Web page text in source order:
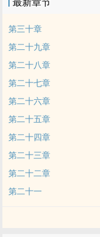
第三十章
第二十九章
第二十八章
第二十七章
第二十六章
第二十五章
第二十四章
第二十三章
第二十二章
第二十一